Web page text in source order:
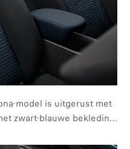
model is uitgerust met
zwart-blauwe bekleding